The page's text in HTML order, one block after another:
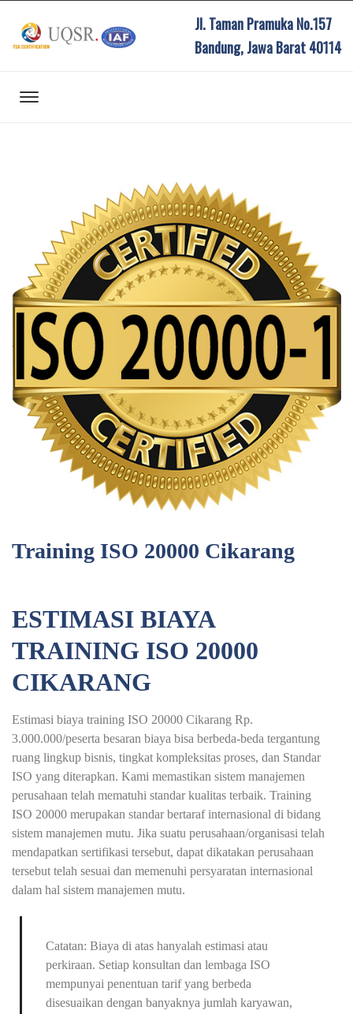
Jl. Taman Pramuka No.157
Bandung, Jawa Barat 40114
Training ISO 20000 Cikarang
ESTIMASI BIAYA
TRAINING ISO 20000
CIKARANG
Estimasi biaya training ISO 20000 Cikarang Rp.
3.000.000/peserta besaran biaya bisa berbeda-beda tergantung
ruang lingkup bisnis, tingkat kompleksitas proses, dan Standar
ISO yang diterapkan. Kami memastikan sistem manajemen
perusahaan telah mematuhi standar kualitas terbaik. Training
ISO 20000 merupakan standar bertaraf internasional di bidang
sistem manajemen mutu. Jika suatu perusahaan/organisasi telah
mendapatkan sertifikasi tersebut, dapat dikatakan perusahaan
tersebut telah sesuai dan memenuhi persyaratan internasional
dalam hal sistem manajemen mutu.
Catatan: Biaya di atas hanyalah estimasi atau
perkiraan. Setiap konsultan dan lembaga ISO
mempunyai penentuan tarif yang berbeda
disesuaikan dengan banyaknya jumlah karyawan,